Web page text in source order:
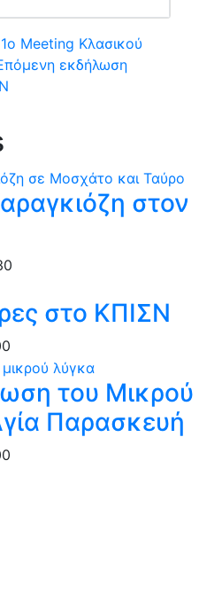
1ο Meeting Κλασικού
εκδήλωση
στον
στο ΚΠΙΣΝ
του Μικρού
Παρασκευή